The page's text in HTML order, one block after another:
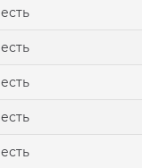
есть
есть
есть
есть
есть